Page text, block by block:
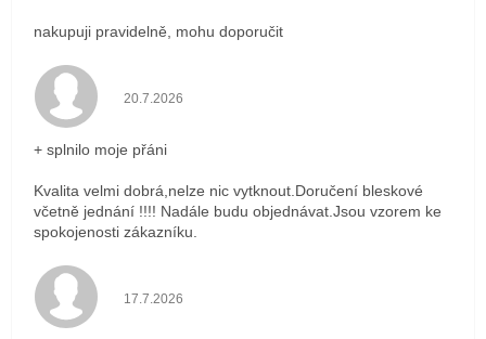
nakupuji pravidelně, mohu doporučit
Hodnocení obchodu je 5 z 5 hvězdiček.
20.7.2026
+ splnilo moje přáni
Kvalita velmi dobrá,nelze nic vytknout.Doručení bleskové
včetně jednání !!!! Nadále budu objednávat.Jsou vzorem ke
spokojenosti zákazníku.
Hodnocení obchodu je 5 z 5 hvězdiček.
17.7.2026